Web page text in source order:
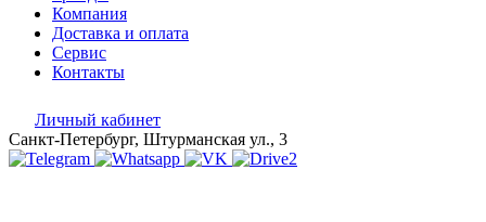
Компания
Доставка и оплата
Сервис
Контакты
Личный кабинет
Санкт-Петербург, Штурманская ул., 3